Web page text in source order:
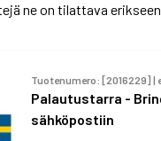
ne on tilattava
Tuotenumero: [2016229] |
Palautustarra -
sähköpostiin